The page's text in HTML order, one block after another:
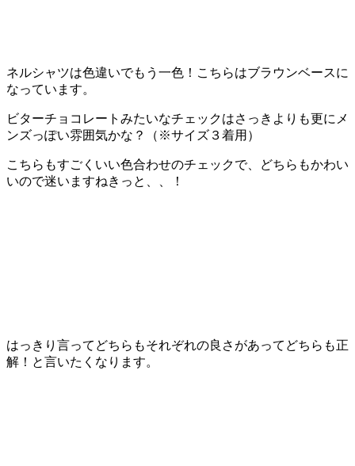
ネルシャツは色違いでもう一色！こちらはブラウンベースに
なっています。
ビターチョコレートみたいなチェックはさっきよりも更にメ
ンズっぽい雰囲気かな？（※サイズ３着用）
こちらもすごくいい色合わせのチェックで、どちらもかわい
いので迷いますねきっと、、！
はっきり言ってどちらもそれぞれの良さがあってどちらも正
解！と言いたくなります。